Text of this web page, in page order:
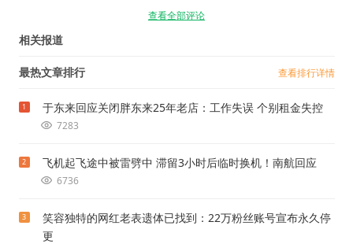
查看全部评论
相关报道
最热文章排行 查看排行详情
1 于东来回应关闭胖东来25年老店：工作失误 个别租金失控
7283
2 飞机起飞途中被雷劈中 滞留3小时后临时换机！南航回应
6736
3
笑容独特的网红老表遗体已找到：22万粉丝账号宣布永久停
更